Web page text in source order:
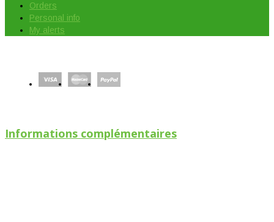
Orders
Personal info
My alerts
Informations complémentaires